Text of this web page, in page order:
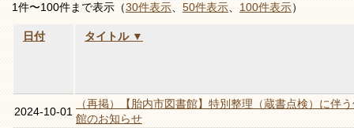
1件〜100件まで表示（30件表示 50件表示 100件表示）
日付 タイトル ▼
2024-10-01
（再掲）【胎内市図書館】特別整理（蔵書点検）に伴
館のお知らせ